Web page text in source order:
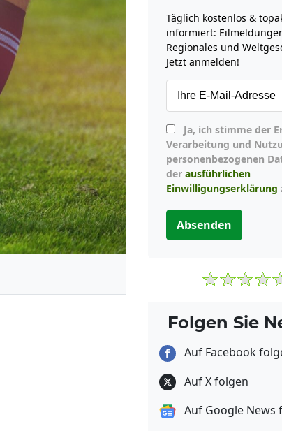
Täglich kostenlos &
informiert:
Regionales und
Jetzt anmelden!
Verarbeitung und
personenbezogenen
der ausführlichen
Einwilligungserklärung
Absenden
Folgen Sie
Auf Facebook
Auf X folgen
Auf Google News